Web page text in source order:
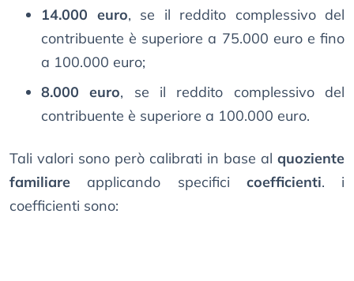
14.000 euro, se il reddito complessivo del
contribuente è superiore a 75.000 euro e fino
a 100.000 euro;
8.000 euro, se il reddito complessivo del
contribuente è superiore a 100.000 euro.
Tali valori sono però calibrati in base al quoziente
familiare applicando specifici coefficienti. i
coefficienti sono: